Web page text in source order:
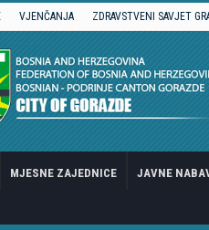
VJENČANJA ZDRAVSTVENI SAVJET
MJESNE ZAJEDNICE JAVNE